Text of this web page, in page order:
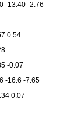
-13.40 -2.76
0.54
-0.07
-16.6 -7.65
0.07